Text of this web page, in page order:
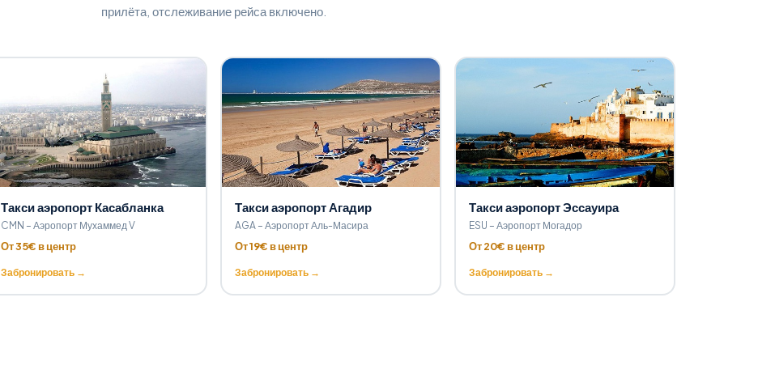
прилёта, отслеживание рейса включено.
Такси аэропорт Касабланка
CMN – Аэропорт Мухаммед V
От 35€ в центр
Забронировать →
Такси аэропорт Агадир
AGA – Аэропорт Аль-Масира
От 19€ в центр
Забронировать →
Такси аэропорт Эссауира
ESU – Аэропорт Могадор
От 20€ в центр
Забронировать →